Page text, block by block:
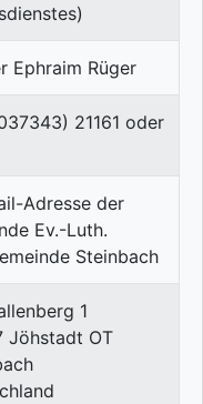
Ephraim Rüger
21161 oder
1
Jöhstadt OT